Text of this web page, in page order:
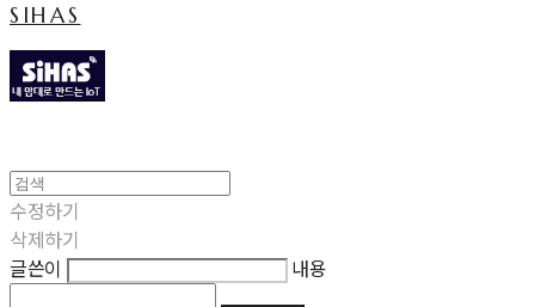
SIHAS
수정하기
삭제하기
글쓴이
내용